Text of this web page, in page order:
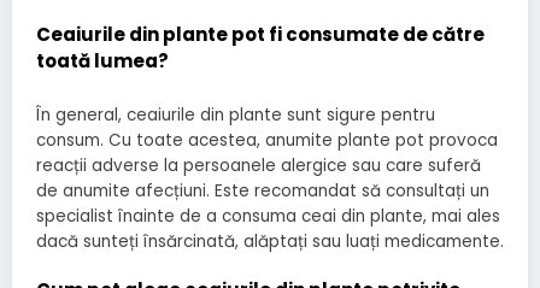
Ceaiurile din plante pot fi consumate de către
toată lumea?
În general, ceaiurile din plante sunt sigure pentru
consum. Cu toate acestea, anumite plante pot provoca
reacții adverse la persoanele alergice sau care suferă
de anumite afecțiuni. Este recomandat să consultați un
specialist înainte de a consuma ceai din plante, mai ales
dacă sunteți însărcinată, alăptați sau luați medicamente.